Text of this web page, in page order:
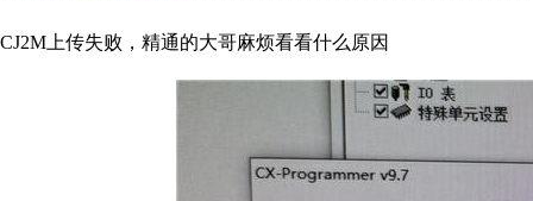
CJ2M上传失败，精通的大哥麻烦看看什么原因